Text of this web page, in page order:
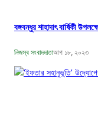
বঙ্গবন্ধুর শাহাদাৎ বার্ষিকী
নিজস্ব সংবাদদাতাআগ ১৮, ২০২৩